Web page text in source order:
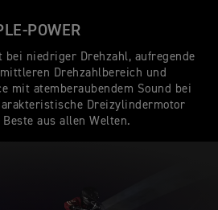
POWER
bei niedriger Drehzahl, aufregende
Drehzahlbereich und
mit atemberaubendem Sound bei
Dreizylindermotor
aus allen Welten.